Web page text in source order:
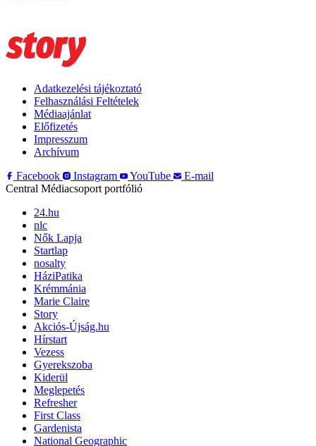
Adatkezelési tájékoztató
Felhasználási Feltételek
Médiaajánlat
Előfizetés
Impresszum
Archívum
Facebook
Instagram YouTube
E-mail
Central Médiacsoport portfólió
24.hu
nlc
Nők Lapja
Startlap
nosalty
HáziPatika
Krémmánia
Marie Claire
Story
Akciós-Újság.hu
Hírstart
Vezess
Gyerekszoba
Kiderül
Meglepetés
Refresher
First Class
Gardenista
National Geographic